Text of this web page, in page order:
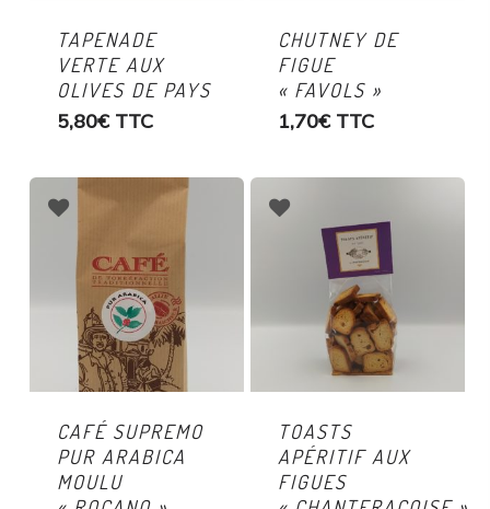
TAPENADE
VERTE AUX
OLIVES DE PAYS
5,80€ TTC
CHUTNEY DE
FIGUE
« FAVOLS »
1,70€ TTC
CAFÉ SUPREMO
PUR ARABICA
MOULU
TOASTS
APÉRITIF AUX
FIGUES